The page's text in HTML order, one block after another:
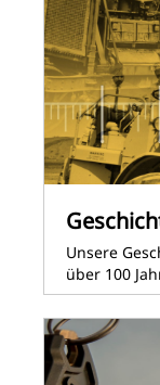
Unsere
über 100